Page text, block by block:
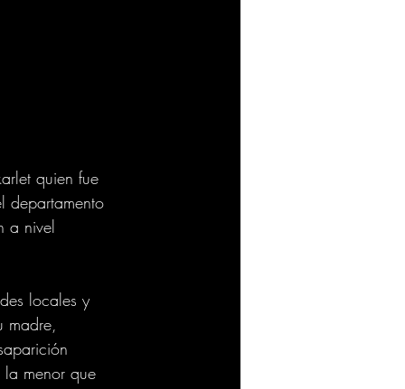
quien fue
departamento
a nivel
locales y
madre,
menor que